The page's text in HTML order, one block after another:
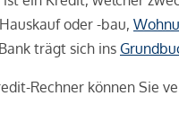
oder -bau,
trägt sich ins
Rechner können Sie